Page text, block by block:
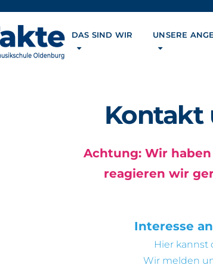
DAS SIND WIR UNSERE
Kontakt
Achtung: Wir
reagieren wir
Interesse
Hier kannst
Wir melden